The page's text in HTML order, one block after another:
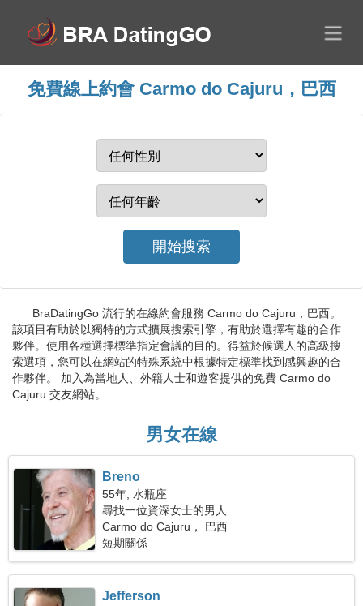
免費線上約會 Carmo do Cajuru，巴西
BraDatingGo 流行的在線約會服務 Carmo do Cajuru，巴西。
該項目有助於以獨特的方式擴展搜索引擎，有助於選擇有趣的合作
夥伴。使用各種選擇標準指定會議的目的。得益於候選人的高級搜
索選項，您可以在網站的特殊系統中根據特定標準找到感興趣的合
作夥伴。 加入為當地人、外籍人士和遊客提供的免費 Carmo do
Cajuru 交友網站。
男女在線
Breno
55年, 水瓶座
尋找一位資深女士的男人
Carmo do Cajuru， 巴西
短期關係
Jefferson